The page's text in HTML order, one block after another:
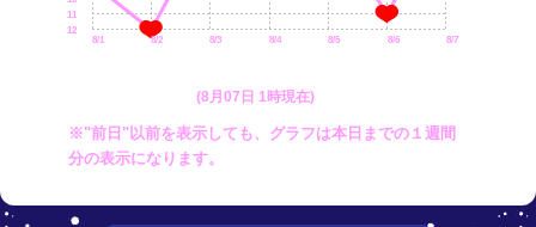
8/1 8/2 8/3 8/4 8/5 8/6 8/7
12
11
(8月07日 1時現在)
※"前日"以前を表示しても、グラフは本日までの１週間
分の表示になります。